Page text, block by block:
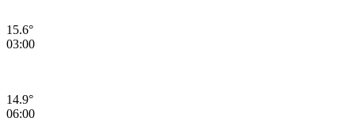
15.6°
03:00
14.9°
06:00